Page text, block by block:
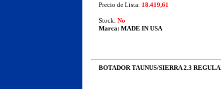
Precio de Lista: 18.419,61
Stock: No
Marca: MADE IN USA
BOTADOR TAUNUS/SIERRA 2.3